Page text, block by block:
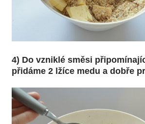
4) Do vzniklé směsi
přidáme 2 lžíce medu a dobře